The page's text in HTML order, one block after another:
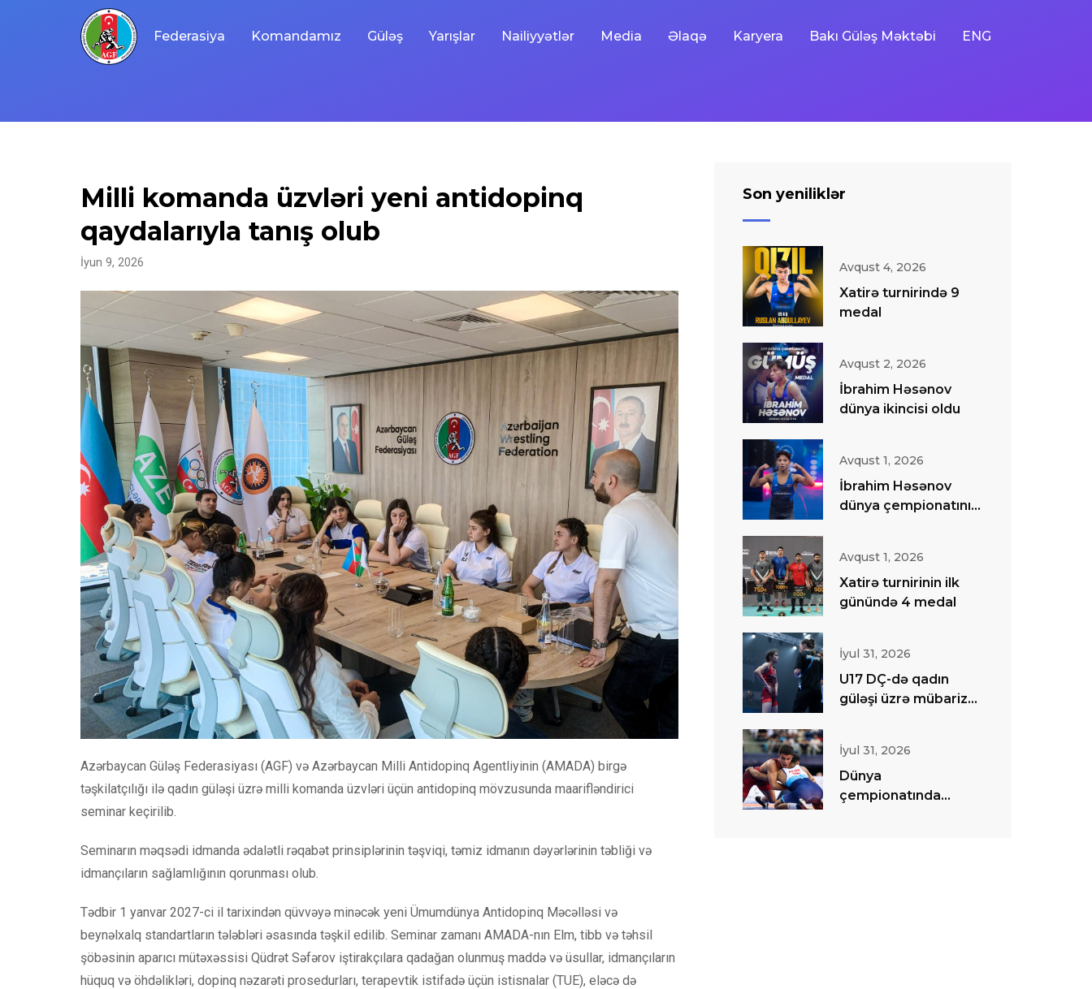
Federasiya Komandamız Güləş Yarışlar Nailiyyətlər Media Əlaqə Karyera Bakı Güləş Məktəbi ENG
Milli komanda üzvləri yeni antidopinq
qaydalarıyla tanış olub
İyun 9, 2026
Azərbaycan Güləş Federasiyası (AGF) və Azərbaycan Milli Antidopinq Agentliyinin (AMADA) birgə
təşkilatçılığı ilə qadın güləşi üzrə milli komanda üzvləri üçün antidopinq mövzusunda maarifləndirici
seminar keçirilib.
Seminarın məqsədi idmanda ədalətli rəqabət prinsiplərinin təşviqi, təmiz idmanın dəyərlərinin təbliği və
idmançıların sağlamlığının qorunması olub.
Tədbir 1 yanvar 2027-ci il tarixindən qüvvəyə minəcək yeni Ümumdünya Antidopinq Məcəlləsi və
beynəlxalq standartların tələbləri əsasında təşkil edilib. Seminar zamanı AMADA-nın Elm, tibb və təhsil
şöbəsinin aparıcı mütəxəssisi Qüdrət Səfərov iştirakçılara qadağan olunmuş maddə və üsullar, idmançıların
hüquq və öhdəlikləri, dopinq nəzarəti prosedurları, terapevtik istifadə üçün istisnalar (TUE), eləcə də
Son yeniliklər
Avqust 4, 2026
Xatirə turnirində 9
medal
Avqust 2, 2026
İbrahim Həsənov
dünya ikincisi oldu
Avqust 1, 2026
İbrahim Həsənov
dünya çempionatının
Avqust 1, 2026
Xatirə turnirinin ilk
günündə 4 medal
İyul 31, 2026
U17 DÇ-də qadın
güləşi üzrə mübarizə
İyul 31, 2026
Dünya
çempionatında